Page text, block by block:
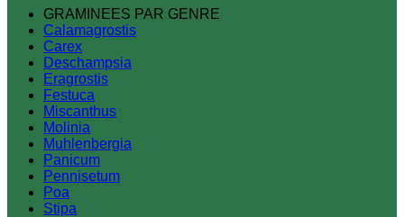
GRAMINEES PAR GENRE
Calamagrostis
Carex
Deschampsia
Eragrostis
Festuca
Miscanthus
Molinia
Muhlenbergia
Panicum
Pennisetum
Poa
Stipa